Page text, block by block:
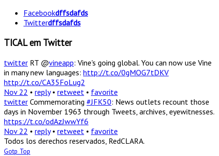
Facebookdffsdafds
Twitterdffsdafds
TICAL em Twitter
twitter RT @vineapp: Vine's going global. You can now use Vine
in many new languages: http://t.co/0gMOG7tDKV
http://t.co/CA35FoLug2
Nov 22 • reply• retweet • favorite
twitter Commemorating #JFK50: News outlets recount those
days in November 1963 through Tweets, archives, eyewitnesses.
https://t.co/odAzJwwYf6
Nov 22 • reply• retweet • favorite
Todos los derechos reservados, RedCLARA.
Gotp Top